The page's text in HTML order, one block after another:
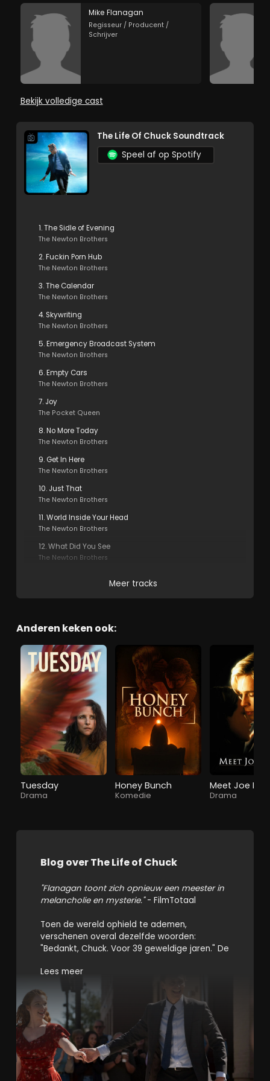
Mike Flanagan
Regisseur / Producent /
Schrijver
Bekijk volledige cast
The Life Of Chuck Soundtrack
Speel af op Spotify
1. The Sidle of Evening
The Newton Brothers
2. Fuckin Porn Hub
The Newton Brothers
3. The Calendar
The Newton Brothers
4. Skywriting
The Newton Brothers
5. Emergency Broadcast System
The Newton Brothers
6. Empty Cars
The Newton Brothers
7. Joy
The Pocket Queen
8. No More Today
The Newton Brothers
9. Get In Here
The Newton Brothers
10. Just That
The Newton Brothers
11. World Inside Your Head
The Newton Brothers
12. What Did You See
The Newton Brothers
Meer tracks
Anderen keken ook:
Tuesday
Drama
Honey Bunch
Komedie
Meet Joe
Drama
Blog over The Life of Chuck
"Flanagan toont zich opnieuw een meester in
melancholie en mysterie."- FilmTotaal
Toen de wereld ophield te ademen,
verschenen overal dezelfde woorden:
"Bedankt, Chuck. Voor 39 geweldige jaren." De
lucht - alsof de aarde één man wilde
bedanken voordat ze zichzelf uitdoofde. In
die stilte begint
The Life of Chuck , de nieuwe
film van Mike Flanagan, gebaseerd op
Stephen Kings novelle uit
If It Bleeds
. Waar
King vaak speelt met de duisternis buiten ons,
kijkt Flanagan dit keer naar de duisternis ín
ons - en naar het licht dat ertegen vecht.
Lees meer